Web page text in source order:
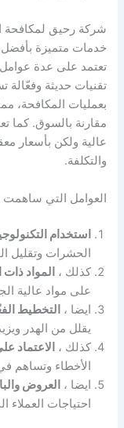
شركة رحيق لمكافحة
خدمات متميزة بأفضل
تعتمد على عدة
تقنيات حديثة وفعّالة
بعمليات المكافحة،
مقارنة بالسوق. كما
عالية ولكن بأسعار
والتكلفة.
العوامل التي
استخدام
الحشرات وتقليل
كذلك ، المواد ذات
على مواد عالية
ايضا ، التخطيط
يقلل من الهدر
كذلك ، الاعتماد
الأخطاء وتساهم
ايضا ، العروض
احتياجات العملاء